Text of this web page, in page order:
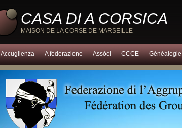
CASA DI A CORSICA
MAISON DE LA CORSE DE MARSEILLE
Accuglienza A federazione Assòci CCCE Généalogie